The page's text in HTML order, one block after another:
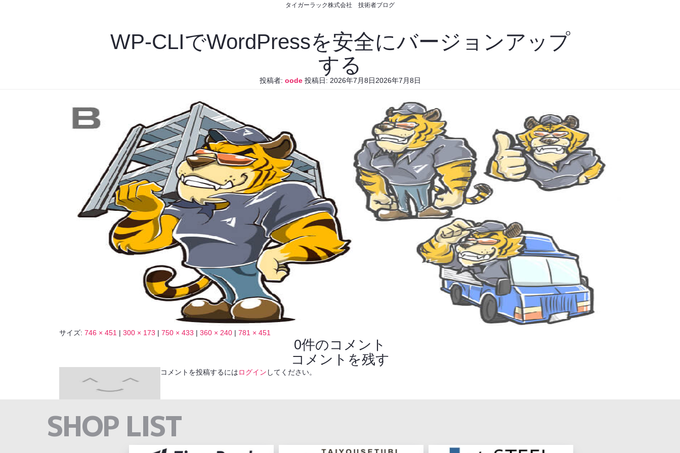
タイガーラック株式会社 技術者ブログ
WP-CLIでWordPressを安全にバージョンアップ
する
投稿者: oode投稿日: 2026年7月8日2026年7月8日
サイズ: 746 × 451 | 300 × 173 | 750 × 433 | 360 × 240 | 781 × 451
0件のコメント
コメントを残す
コメントを投稿するにはログイン してください。
SHOP LIST